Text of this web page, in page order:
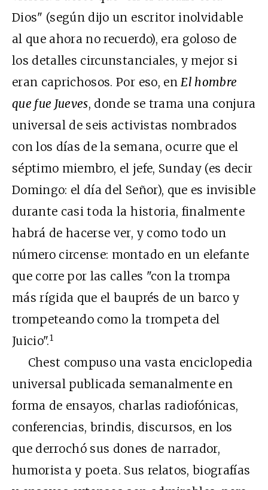
Dios" (según dijo un escritor inolvidable
al que ahora no recuerdo), era goloso de
los detalles circunstanciales, y mejor si
eran caprichosos. Por eso, enEl hombre
que fue Jueves, donde se trama una conjura
universal de seis activistas nombrados
con los días de la semana, ocurre que el
séptimo miembro, el jefe, Sunday (es decir
Domingo: el día del Señor), que es invisible
durante casi toda la historia, finalmente
habrá de hacerse ver, y como todo un
número circense: montado en un elefante
que corre por las calles "con la trompa
más rígida que el bauprés de un barco y
trompeteando como la trompeta del
Juicio".1
Chest compuso una vasta enciclopedia
universal publicada semanalmente en
forma de ensayos, charlas radiofónicas,
conferencias, brindis, discursos, en los
que derrochó sus dones de narrador,
humorista y poeta. Sus relatos, biografías